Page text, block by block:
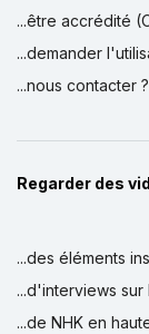
...être accrédité
...demander
...nous contacter ?
Regarder des
...des éléments
...d'interviews sur
...de NHK en